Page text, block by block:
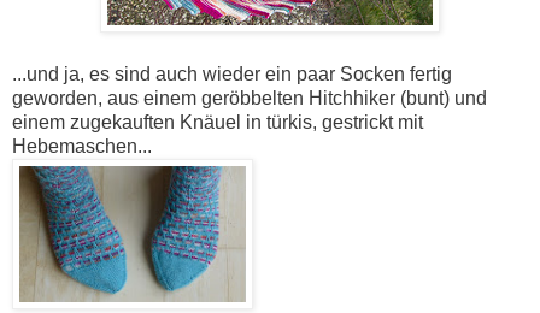
...und ja, es sind auch wieder ein paar Socken fertig
geworden, aus einem geröbbelten Hitchhiker (bunt) und
einem zugekauften Knäuel in türkis, gestrickt mit
Hebemaschen...